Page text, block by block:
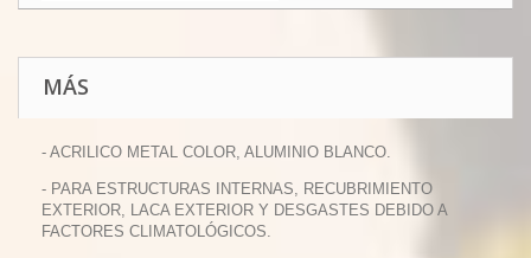
MÁS
- ACRILICO METAL COLOR, ALUMINIO BLANCO.
- PARA ESTRUCTURAS INTERNAS, RECUBRIMIENTO
EXTERIOR, LACA EXTERIOR Y DESGASTES DEBIDO A
FACTORES CLIMATOLÓGICOS.